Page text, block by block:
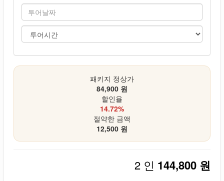
패키지 정상가
84,900 원
할인율
14.72%
절약한 금액
12,500 원
2 인 144,800 원